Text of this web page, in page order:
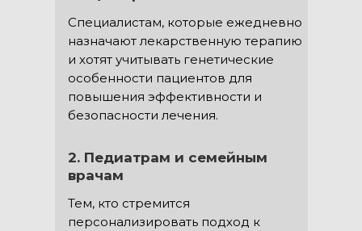
2. Педиатрам и семейным
врачам
Специалистам, которые ежедневно
назначают лекарственную терапию
и хотят учитывать генетические
особенности пациентов для
повышения эффективности и
безопасности лечения.
Тем, кто стремится
персонализировать подход к